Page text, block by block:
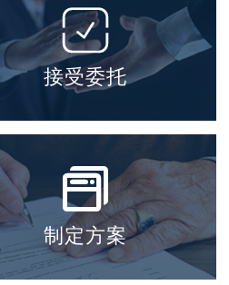

接受委托

制定方案